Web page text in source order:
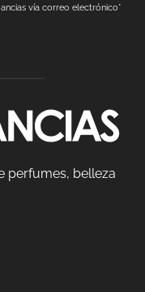
vía correo electrónico*
perfumes, belleza